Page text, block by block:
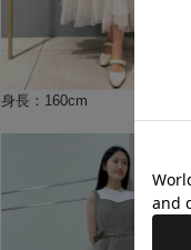
身長：160cm